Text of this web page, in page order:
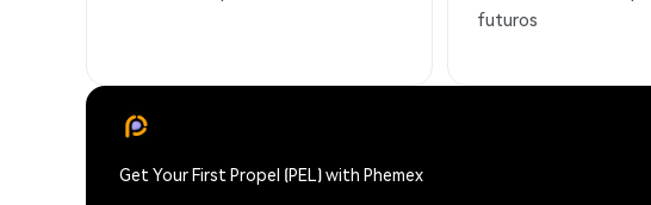
futuros
Get Your First Propel (PEL) with Phemex